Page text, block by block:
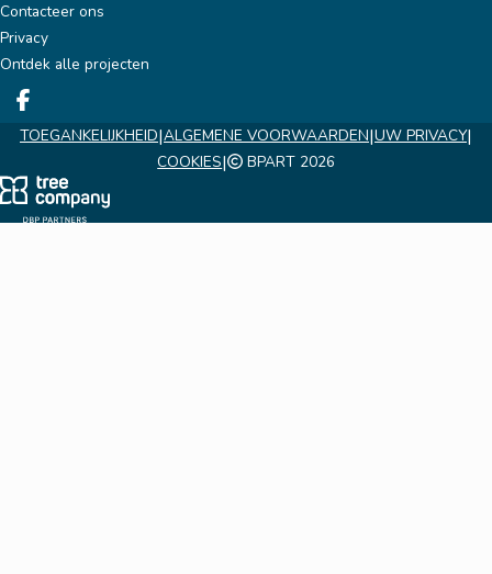
Contacteer ons
Privacy
Ontdek alle projecten
Deel op facebook
TOEGANKELIJKHEID|ALGEMENE VOORWAARDEN|UW PRIVACY|
COOKIES| BPART 2026